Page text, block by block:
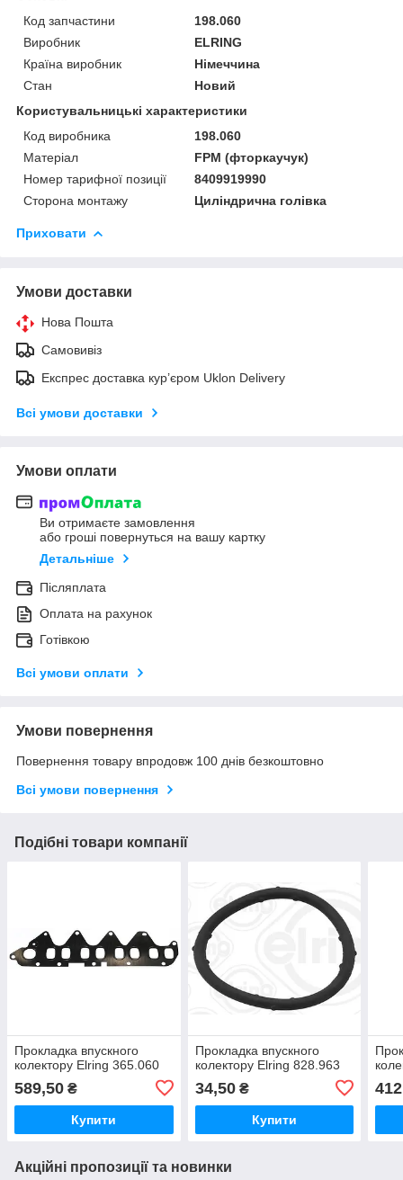
Код запчастини
198.060
Виробник
ELRING
Країна виробник
Німеччина
Стан
Новий
Користувальницькі характеристики
Код виробника
198.060
Матеріал
FPM (фторкаучук)
Номер тарифної позиції
8409919990
Сторона монтажу
Циліндрична голівка
Приховати
Умови доставки
Нова Пошта
Самовивіз
Експрес доставка кур’єром Uklon Delivery
Всі умови доставки
Умови оплати
Ви отримаєте замовлення
або гроші повернуться на вашу картку
Детальніше
Післяплата
Оплата на рахунок
Готівкою
Всі умови оплати
Умови повернення
Повернення товару впродовж 100 днів безкоштовно
Всі умови повернення
Подібні товари компанії
Прокладка впускного
колектору Elring 365.060
589,50 ₴
Купити
Прокладка впускного
колектору Elring 828.963
34,50₴
Купити
Акційні пропозиції та новинки